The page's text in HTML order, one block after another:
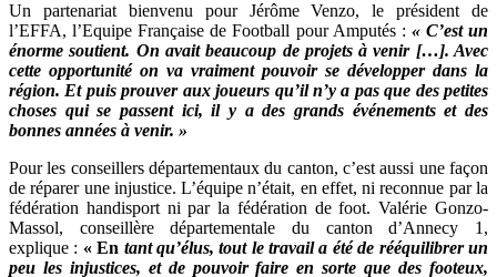
Un partenariat bienvenu pour Jérôme Venzo, le président de
l’EFFA, l’Equipe Française de Football pour Amputés : « C’est un
énorme soutient. On avait beaucoup de projets à venir […]. Avec
cette opportunité on va vraiment pouvoir se développer dans la
région. Et puis prouver aux joueurs qu’il n’y a pas que des petites
choses qui se passent ici, il y a des grands événements et des
bonnes années à venir. »
Pour les conseillers départementaux du canton, c’est aussi une façon
de réparer une injustice. L’équipe n’était, en effet, ni reconnue par la
fédération handisport ni par la fédération de foot. Valérie Gonzo-
Massol, conseillère départementale du canton d’Annecy 1,
explique : « En tant qu’élus, tout le travail a été de rééquilibrer un
peu les injustices, et de pouvoir faire en sorte que des footeux,